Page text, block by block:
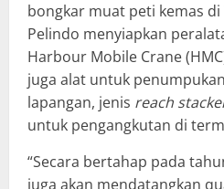
bongkar muat peti kemas
Pelindo menyiapkan
Harbour Mobile Crane
juga alat untuk
lapangan, jenis reach
untuk pengangkutan di
“Secara bertahap pada
juga akan mendatangkan